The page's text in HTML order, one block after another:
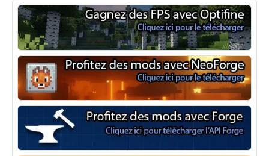
Optifine
NeoForge
Minecraft Forge